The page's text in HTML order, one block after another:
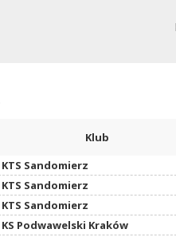
Klub
KTS Sandomierz
KTS Sandomierz
KTS Sandomierz
KS Podwawelski Kraków